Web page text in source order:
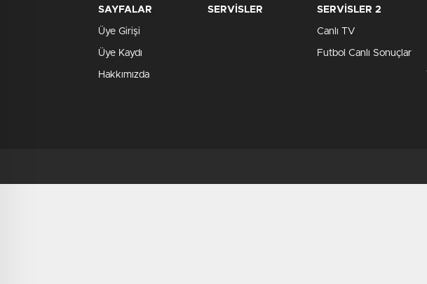
SAYFALAR
Üye Girişi
Üye Kaydı
Hakkımızda
SERVİSLER SERVİSLER 2
Canlı TV
Futbol Canlı Sonuçlar